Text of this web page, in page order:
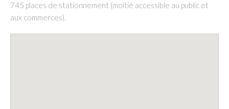
745 places de stationnement (moitié accessible au public et
aux commerces).